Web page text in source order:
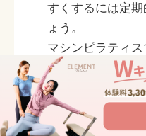
初回体験 6,600 （税込）
→ 3,300円（税込) 今
すくするには定
ょう。
マシンピラティ
を細かく調整で
いただいても問
Q ピラティスを続